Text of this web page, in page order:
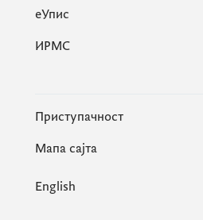
eУпис
ИРМС
Приступачност
Мапа сајта
English